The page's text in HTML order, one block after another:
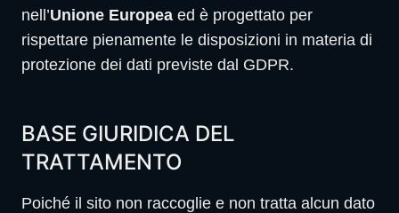
nell’Unione Europea ed è progettato per
rispettare pienamente le disposizioni in materia di
protezione dei dati previste dal GDPR.
BASE GIURIDICA DEL
TRATTAMENTO
Poiché il sito non raccoglie e non tratta alcun dato